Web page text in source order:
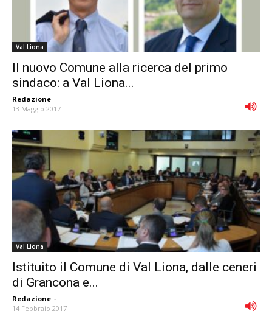
Val Liona
Il nuovo Comune alla ricerca del primo
sindaco: a Val Liona...
Redazione -
13 Maggio 2017
Val Liona
Istituito il Comune di Val Liona, dalle ceneri
di Grancona e...
Redazione -
14 Febbraio 2017